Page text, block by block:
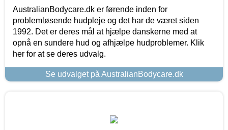
AustralianBodycare.dk er førende inden for
problemløsende hudpleje og det har de været siden
1992. Det er deres mål at hjælpe danskerne med at
opnå en sundere hud og afhjælpe hudproblemer. Klik
her for at se deres udvalg.
Se udvalget på AustralianBodycare.dk